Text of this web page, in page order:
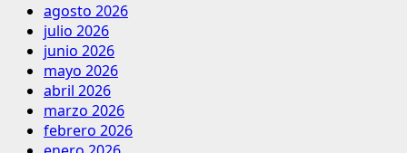
agosto 2026
julio 2026
junio 2026
mayo 2026
abril 2026
marzo 2026
febrero 2026